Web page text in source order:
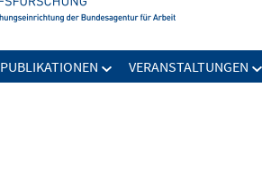
PUBLIKATIONEN VERANSTALTUNGEN